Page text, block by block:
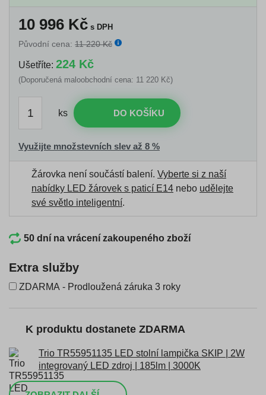
10 996 Kč s DPH
Původní cena: 11 220 Kč
Ušetříte: 224 Kč
(Doporučená maloobchodní cena: 11 220 Kč)
ks DO KOŠÍKU
Využijte množstevních slev až 8 %
Žárovka není součástí balení. Vyberte si z naší
nabídky LED žárovek s paticí E14 nebo udělejte
své světlo inteligentní.
50 dní na vrácení zakoupeného zboží
Extra služby
ZDARMA - Prodloužená záruka 3 roky
K produktu dostanete ZDARMA
Trio TR55951135 LED stolní lampička SKIP | 2W
integrovaný LED zdroj | 185lm | 3000K